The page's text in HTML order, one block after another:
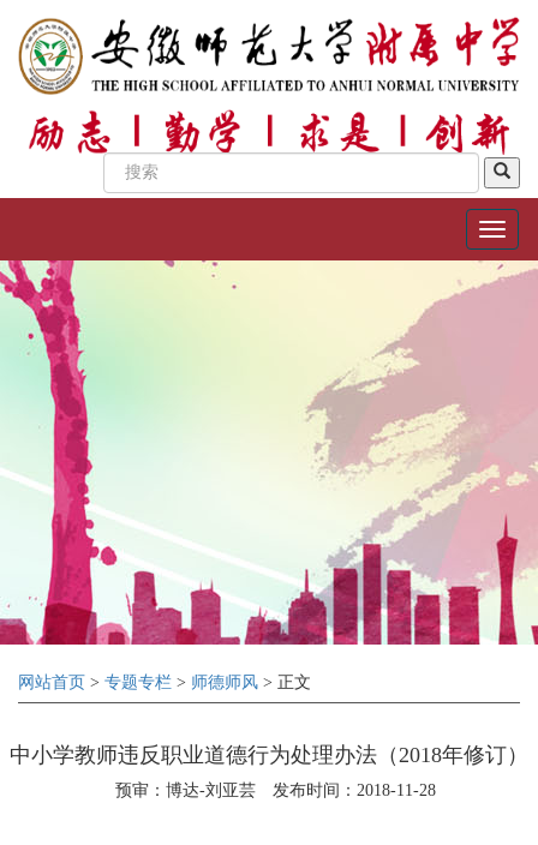
网站首页 > 专题专栏 > 师德师风 > 正文
中小学教师违反职业道德行为处理办法（2018年修订）
预审：博达-刘亚芸 发布时间：2018-11-28